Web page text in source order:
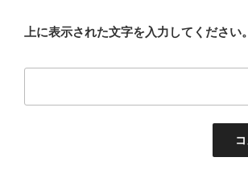
上に表示された文字を入力してください。